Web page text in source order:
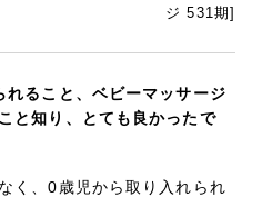
ジ 531期]
れること、ベビーマッサージ
と知り、とても良かったで
く、0歳児から取り入れられ